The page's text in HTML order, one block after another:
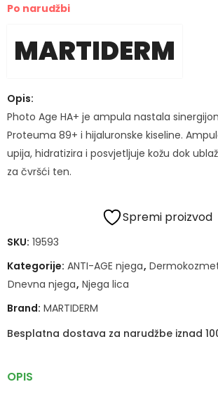
Po narudžbi
MARTIDERM
Opis:
Photo Age HA+ je ampula nastala
Proteuma 89+ i hijaluronske kiseline.
upija, hidratizira i posvjetljuje kožu dok
za čvršći ten.
Spremi proizvod
SKU: 19593
Kategorije: ANTI-AGE njega,
Dnevna njega, Njega lica
Brand: MARTIDERM
Besplatna dostava za narudžbe iznad
OPIS